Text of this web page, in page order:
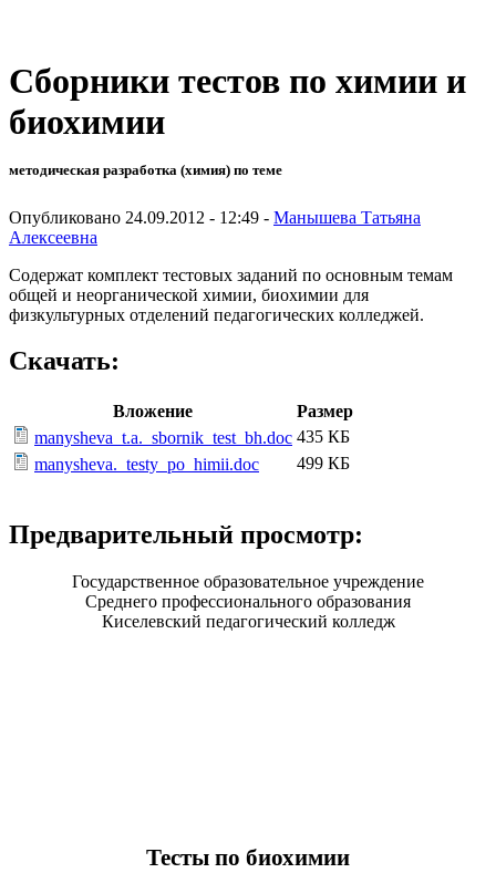
Сборники тестов по химии и
биохимии
методическая разработка (химия) по теме
Опубликовано 24.09.2012 - 12:49 - Манышева Татьяна
Алексеевна
Содержат комплект тестовых заданий по основным темам
общей и неорганической химии, биохимии для
физкультурных отделений педагогических колледжей.
Скачать:
Вложение
Размер
manysheva_t.a._sbornik_test_bh.doc 435 КБ
manysheva._testy_po_himii.doc
499 КБ
Предварительный просмотр:
Государственное образовательное учреждение
Среднего профессионального образования
Киселевский педагогический колледж
Тесты по биохимии